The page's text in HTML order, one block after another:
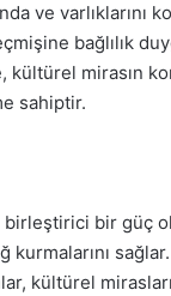
ve varlıklarını
bağlılık
mirasın
sahiptir.
birleştirici bir güç
sağlar.
kültürel